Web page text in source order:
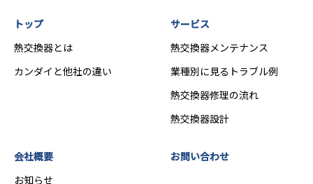
トップ
熱交換器とは
カンダイと他社の違い
サービス
熱交換器メンテナンス
業種別に見るトラブル例
熱交換器修理の流れ
熱交換器設計
会社概要
お知らせ
お問い合わせ